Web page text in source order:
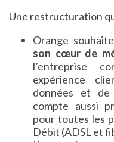
Une restructuration
Orange souhaite
son cœur de
l’entreprise
expérience
données et de
compte aussi
pour toutes les
Débit (ADSL et